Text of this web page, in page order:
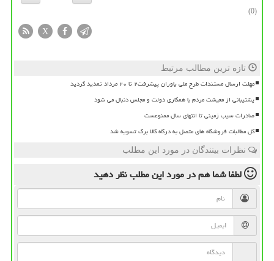
(0)
X
تازه ترین مطالب مرتبط
مهلت ارسال مستندات طرح ملی یاوران پیشرفت۲ تا ۲۰ مرداد تمدید گردید
پشتیبانی از معیشت مردم با همکاری دولت و مجلس دنبال می شود
صادرات سیب زمینی تا انتهای سال ممنوعست
کل مطالبات فروشگاه های متصل به درگاه کالا برگ تسویه شد
نظرات بینندگان در مورد این مطلب
لطفا شما همدر مورد این مطلبنظر دهید